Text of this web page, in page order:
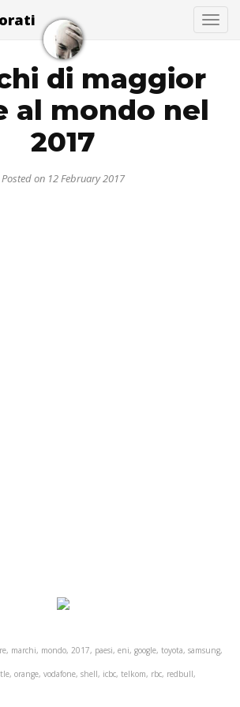
di maggior
al mondo nel
2017
Posted on 12 February 2017
marchi, mondo, 2017, paesi, eni, google, toyota, samsung,
orange, vodafone, shell, icbc, telkom, rbc, redbull,